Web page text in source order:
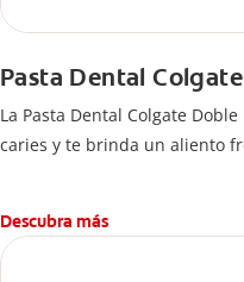
Pasta Dental
La Pasta Dental Colgate
caries y te brinda un aliento
Descubra más